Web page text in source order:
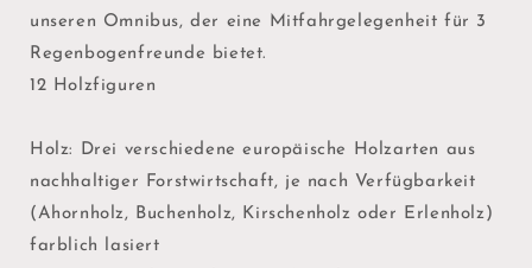
unseren Omnibus, der eine Mitfahrgelegenheit für 3
Regenbogenfreunde bietet.
12 Holzfiguren
Holz: Drei verschiedene europäische Holzarten aus
nachhaltiger Forstwirtschaft, je nach Verfügbarkeit
(Ahornholz, Buchenholz, Kirschenholz oder Erlenholz)
farblich lasiert